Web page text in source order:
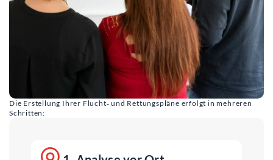
Die Erstellung Ihrer Flucht‑ und Rettungspläne erfolgt in mehreren
Schritten: